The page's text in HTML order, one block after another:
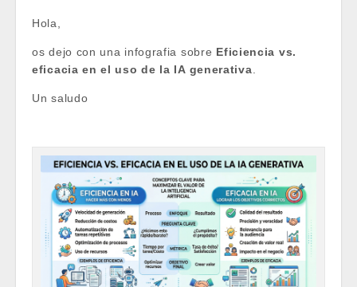
Hola,
os dejo con una infografia sobre Eficiencia vs.
eficacia en el uso de la IA generativa
Un saludo